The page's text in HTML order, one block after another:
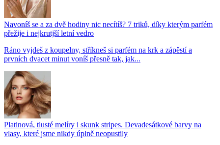
Navoníš se a za dvě hodiny nic necítíš? 7 triků, díky kterým parfém
přežije i nejkrutjší letní vedro
Ráno vyjdeš z koupelny, stříkneš si parfém na krk a zápěstí a
prvních dvacet minut voníš přesně tak, jak...
Platinová, tlusté melíry i skunk stripes. Devadesátkové barvy na
vlasy, které jsme nikdy úplně neopustily